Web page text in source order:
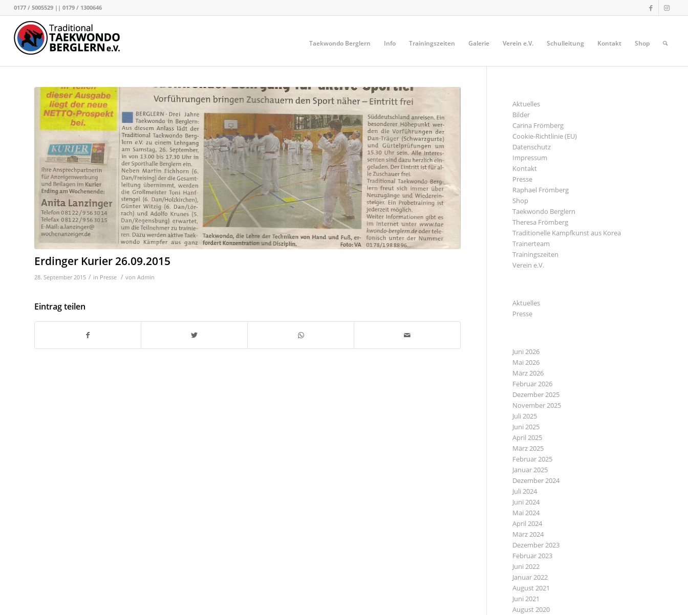
0177 / 5005529 || 0179 / 1300646
Taekwondo Berglern Info Trainingszeiten Galerie Verein e.V. Schulleitung Kontakt Shop
Erdinger Kurier 26.09.2015
28. September 2015 / in Presse / von Admin
Eintrag teilen
Aktuelles
Bilder
Carina Frömberg
Cookie-Richtlinie (EU)
Datenschutz
Impressum
Kontakt
Presse
Raphael Frömberg
Shop
Taekwondo Berglern
Theresa Frömberg
Traditionelle Kampfkunst aus Korea
Trainerteam
Trainingszeiten
Verein e.V.
Aktuelles
Presse
Juni 2026
Mai 2026
März 2026
Februar 2026
Dezember 2025
November 2025
Juli 2025
Juni 2025
April 2025
März 2025
Februar 2025
Januar 2025
Dezember 2024
Juli 2024
Juni 2024
Mai 2024
April 2024
März 2024
Dezember 2023
Februar 2023
Juni 2022
Januar 2022
August 2021
Juni 2021
August 2020